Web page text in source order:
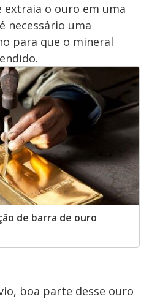
extraia o ouro em uma
necessário uma
para que o mineral
de barra de ouro
boa parte desse ouro